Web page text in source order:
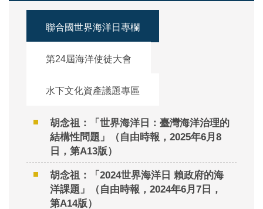
聯合國世界海洋日專欄
第24屆海洋使徒大會
水下文化資產議題專區
胡念祖：「世界海洋日：臺灣海洋治理的
結構性問題」（自由時報，2025年6月8
日，第A13版）
胡念祖：「2024世界海洋日 賴政府的海
洋課題」（自由時報，2024年6月7日，
第A14版）